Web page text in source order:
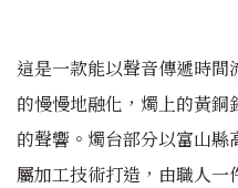
這是一款能以聲音傳遞時
的慢慢地融化，燭上的黃
的聲響。燭台部分以富山
屬加工技術打造，由職人